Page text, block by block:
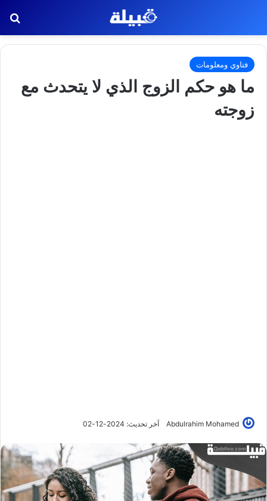
فتاوي ومعلومات
ما هو حكم الزوج الذي لا يتحدث مع
زوجته
Abdulrahim Mohamed آخر تحديث: 2024-12-02